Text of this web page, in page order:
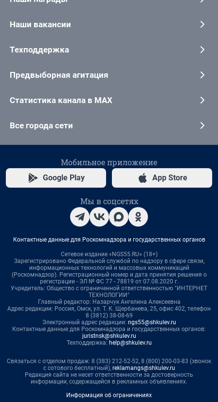
Наши вакансии
Техподдержка
Предвыборная агитация
Статистика канала в MAX
Все города сети
Мобильное приложение
Google Play App Store
Мы в соцсетях
Контактные данные для Роскомнадзора и государственных органов
Сетевое издание «NGS55.RU» (18+)
Зарегистрировано Федеральной службой по надзору в сфере связи,
информационных технологий и массовых коммуникаций
(Роскомнадзор). Регистрационный номер и дата принятия решения о
регистрации - ЭЛ № ФС 77 - 78819 от 07.08.2020 г.
Учредитель: Общество с ограниченной ответственностью "ИНТЕРНЕТ
ТЕХНОЛОГИИ"
Главный редактор: Назарчук Ангелина Алексеевна
Адрес редакции: Россия, Омск, ул. Т. К. Щербанева, 25, офис 402, телефон
8 (3812) 38-08-69
Электронный адрес редакции: ngs55@shkulev.ru
Контактные данные для Роскомнадзора и государственных органов:
juristnsk@shkulev.ru
Техподдержка: help@shkulev.ru
Связаться с отделом продаж: 8 (383) 212-52-52, 8 (800) 200-03-83 (звонок
с сотового бесплатный), reklamangs@shkulev.ru
Редакция сайта не несет ответственности за достоверность
информации, содержащейся в рекламных объявлениях.
Информация об ограничениях